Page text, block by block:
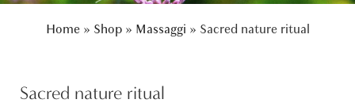
Home» Shop» Massaggi » Sacred nature ritual
Sacred nature ritual